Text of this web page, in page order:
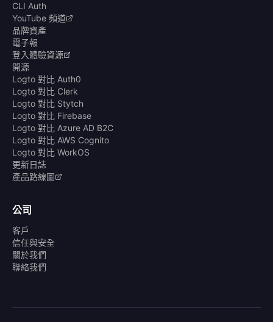
CLI Auth
YouTube 頻道
品牌資產
電子報
登入體驗資源
開源
Logto 對比 Auth0
Logto 對比 Clerk
Logto 對比 Stytch
Logto 對比 Firebase
Logto 對比 Azure AD B2C
Logto 對比 AWS Cognito
Logto 對比 WorkOS
更新日誌
產品路線圖
公司
客戶
信任與安全
關於我們
聯絡我們